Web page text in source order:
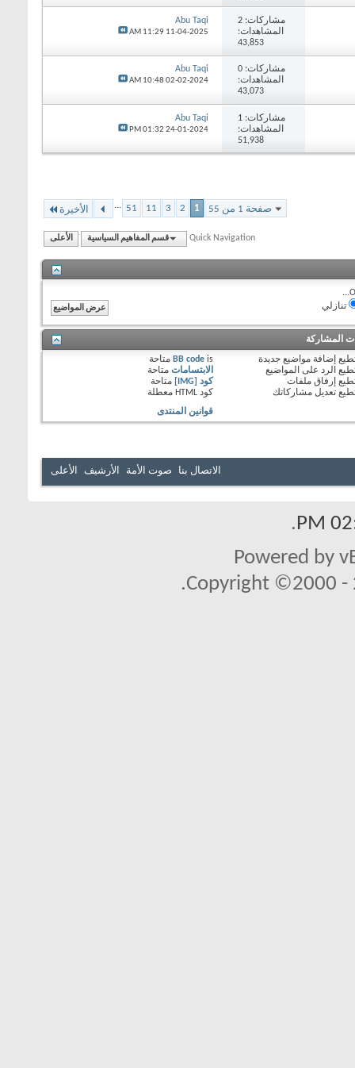
مشاركات: 2
المشاهدات:
43,853
Abu Taqi
11-04-2025
11:29 AM
مشاركات: 0
المشاهدات:
43,073
Abu Taqi
02-02-2024
10:48 AM
مشاركات: 1
المشاهدات:
51,938
Abu Taqi
24-01-2024
01:32 PM
صفحة 1 من 55 1
2
3
11
51
... الأخيرة
Quick Navigation قسم المفاهيم السياسية الأعلى
تنازلي
المشاركة
إضافة مواضيع جديدة
الرد على المواضيع
إرفاق ملفات
تعديل مشاركاتك
BB code is
متاحة
الابتسامات متاحة
كود [IMG]
متاحة
كود HTML
معطلة
قوانين المنتدى
الاتصال بنا صوت الأمة الأرشيف الأعلى
.
Powered by
Copyright ©2000 -